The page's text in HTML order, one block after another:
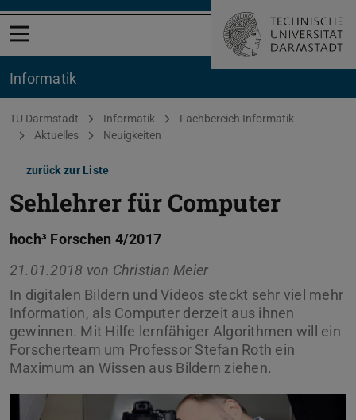
Menü öffnen
Informatik
Sie befinden sich hier:
TU Darmstadt Informatik
Fachbereich Informatik
Aktuelles
Neuigkeiten
zurück zur Liste
Sehlehrer für Computer
hoch³ Forschen 4/2017
21.01.2018 von Christian Meier
In digitalen Bildern und Videos steckt sehr viel mehr
Information, als Computer derzeit aus ihnen
gewinnen. Mit Hilfe lernfähiger Algorithmen will ein
Forscherteam um Professor Stefan Roth ein
Maximum an Wissen aus Bildern ziehen.